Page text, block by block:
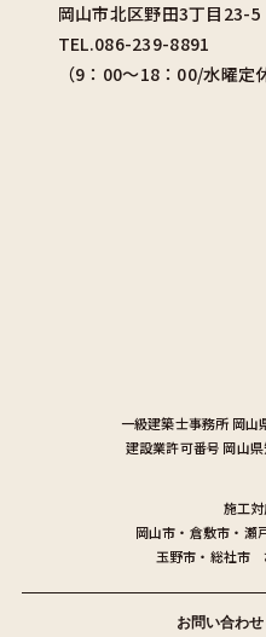
一級建築士事務所 岡山
建設業許可番号 岡山
施工
岡山市 ・ 倉敷市 ・ 瀬
玉野市 ・ 総社市
岡山市北区野田3丁目23-5
TEL.086-239-8891
（9：00〜18：00/水曜定
お問い合わ